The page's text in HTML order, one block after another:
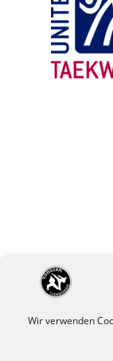
Wir verwenden